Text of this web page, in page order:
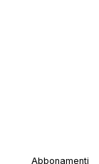
Abbonamenti